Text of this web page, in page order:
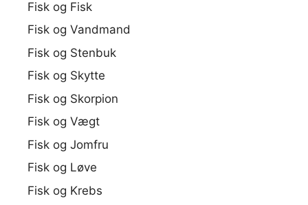
Fisk og Fisk
Fisk og Vandmand
Fisk og Stenbuk
Fisk og Skytte
Fisk og Skorpion
Fisk og Vægt
Fisk og Jomfru
Fisk og Løve
Fisk og Krebs